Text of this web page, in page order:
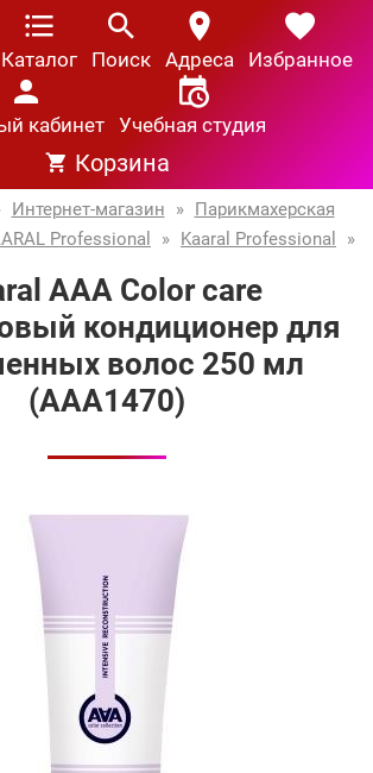
Каталог Поиск Адреса Избранное
кабинет Учебная студия
Корзина
Интернет-магазин » Парикмахерская
Professional » Kaaral Professional »
AAA Color care
кондиционер для
волос 250 мл
(AAA1470)